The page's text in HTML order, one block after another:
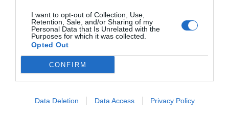
I want to opt-out of Collection, Use,
Retention, Sale, and/or Sharing of my
Personal Data that Is Unrelated with the
Purposes for which it was collected.
Opted Out
CONFIRM
Data Deletion Data Access Privacy Policy
Medel:3.8 (186 röster)
Uppskattat näringsvärde per portion:
203 kcal